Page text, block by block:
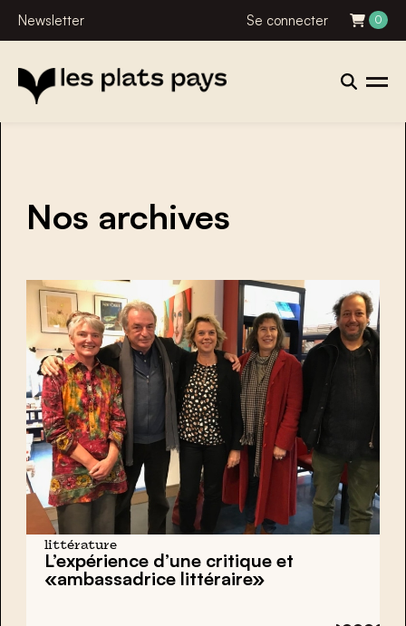
Newsletter Se connecter 0
Nos archives
littérature
L’expérience d’une critique et
«ambassadrice littéraire»